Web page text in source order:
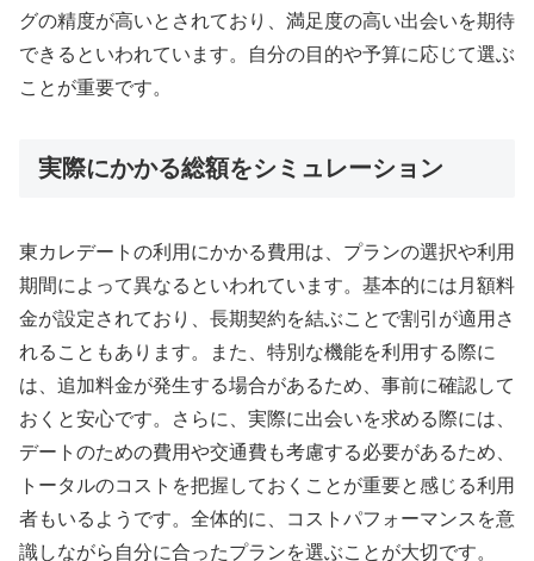
グの精度が高いとされており、満足度の高い出会いを期待
できるといわれています。自分の目的や予算に応じて選ぶ
ことが重要です。
実際にかかる総額をシミュレーション
東カレデートの利用にかかる費用は、プランの選択や利用
期間によって異なるといわれています。基本的には月額料
金が設定されており、長期契約を結ぶことで割引が適用さ
れることもあります。また、特別な機能を利用する際に
は、追加料金が発生する場合があるため、事前に確認して
おくと安心です。さらに、実際に出会いを求める際には、
デートのための費用や交通費も考慮する必要があるため、
トータルのコストを把握しておくことが重要と感じる利用
者もいるようです。全体的に、コストパフォーマンスを意
識しながら自分に合ったプランを選ぶことが大切です。